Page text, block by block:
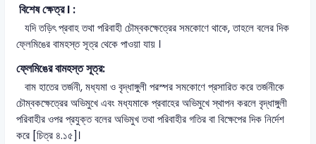
বিশেষ ক্ষেত্র I :
যদি তড়িৎ প্রবাহ তথা পরিবাহী চৌম্বকক্ষেত্রের সমকোণে থাকে, তাহলে বলের দিক
ফ্লেমিঙের বামহস্ত সূত্র থেকে পাওয়া যায় ।
ফ্লেমিঙের বামহস্ত সূত্র:
বাম হাতের তর্জনী, মধ্যমা ও বৃদ্ধাঙ্গুলী পরস্পর সমকোণে প্রসারিত করে তর্জনীকে
চৌম্বকক্ষেত্রের অভিমুখে এবং মধ্যমাকে প্রবাহের অভিমুখে স্থাপন করলে বৃদ্ধাঙ্গুলী
পরিবাহীর ওপর প্রযুক্ত বলের অভিমুখ তথা পরিবাহীর গতির বা বিক্ষেপের দিক নির্দেশ
করে [চিত্র ৪.১৫]।